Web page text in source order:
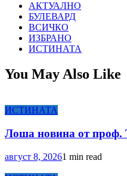
АКТУАЛНО
БУЛЕВАРД
ВСИЧКО
ИЗБРАНО
ИСТИНАТА
You May Also Like
ИСТИНАТА
Лоша новина от проф.
август 8, 20261 min read